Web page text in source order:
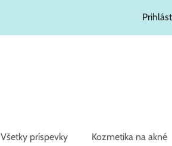
Všetky príspevky Kozmetika na akné